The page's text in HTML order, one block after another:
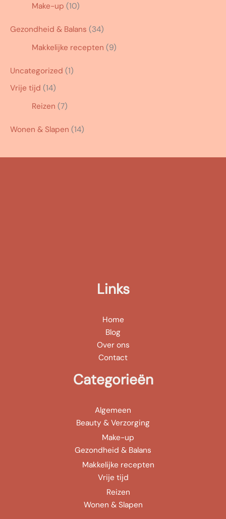
Make-up (10)
Gezondheid & Balans (34)
Makkelijke recepten (9)
Uncategorized (1)
Vrije tijd (14)
Reizen (7)
Wonen & Slapen (14)
Links
Home
Blog
Over ons
Contact
Categorieën
Algemeen
Beauty & Verzorging
Make-up
Gezondheid & Balans
Makkelijke recepten
Vrije tijd
Reizen
Wonen & Slapen